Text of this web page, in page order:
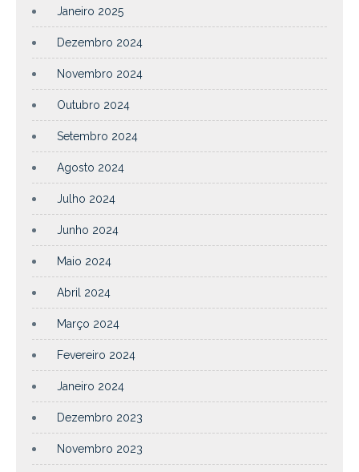
Janeiro 2025
Dezembro 2024
Novembro 2024
Outubro 2024
Setembro 2024
Agosto 2024
Julho 2024
Junho 2024
Maio 2024
Abril 2024
Março 2024
Fevereiro 2024
Janeiro 2024
Dezembro 2023
Novembro 2023